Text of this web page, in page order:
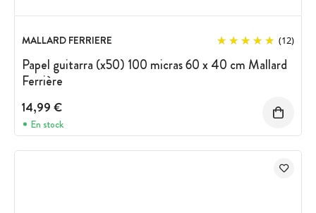
MALLARD FERRIERE (12)
Papel guitarra (x50) 100 micras 60 x 40 cm Mallard
Ferrière
14,99 €
En stock